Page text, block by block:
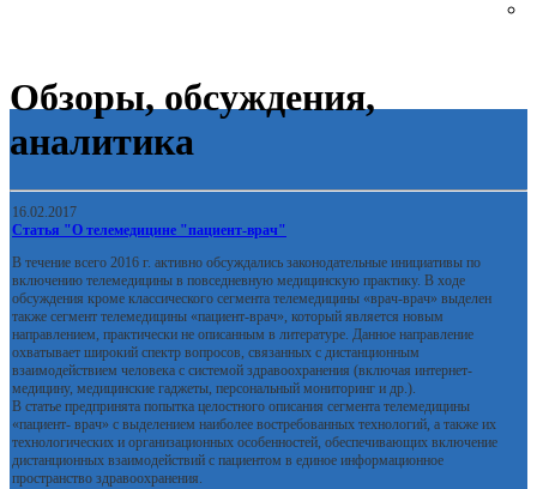
Обзоры, обсуждения,
аналитика
16.02.2017
Статья "О телемедицине "пациент-врач"
В течение всего 2016 г. активно обсуждались законодательные инициативы по
включению телемедицины в повседневную медицинскую практику. В ходе
обсуждения кроме классического сегмента телемедицины «врач-врач» выделен
также сегмент телемедицины «пациент-врач», который является новым
направлением, практически не описанным в литературе. Данное направление
охватывает широкий спектр вопросов, связанных с дистанционным
взаимодействием человека с системой здравоохранения (включая интернет-
медицину, медицинские гаджеты, персональный мониторинг и др.).
В статье предпринята попытка целостного описания сегмента телемедицины
«пациент- врач» с выделением наиболее востребованных технологий, а также их
технологических и организационных особенностей, обеспечивающих включение
дистанционных взаимодействий с пациентом в единое информационное
пространство здравоохранения.